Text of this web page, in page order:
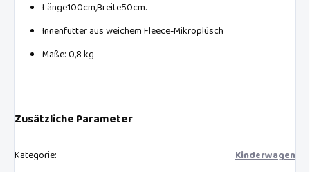
Länge100cm,Breite50cm.
Innenfutter aus weichem Fleece-Mikroplüsch
Maße: 0,8 kg
Zusätzliche Parameter
Kategorie:
Kinderwagen